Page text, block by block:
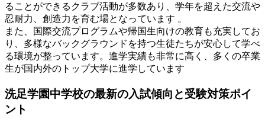
ることができるクラブ活動が多数あり、学年を超えた交流や
忍耐力、創造力を育む場となっています​ 。
また、国際交流プログラムや帰国生向けの教育も充実してお
り、多様なバックグラウンドを持つ生徒たちが安心して学べ
る環境が整っています。進学実績も非常に高く、多くの卒業
生が国内外のトップ大学に進学しています​
洗足学園中学校の最新の入試傾向と受験対策ポイ
ント